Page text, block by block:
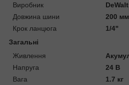
Виробник
DeWalt
Довжина шини
200 мм
Крок ланцюга
1/4"
Загальні
Живлення
Напруга
24 В
Вага
1.7 кг